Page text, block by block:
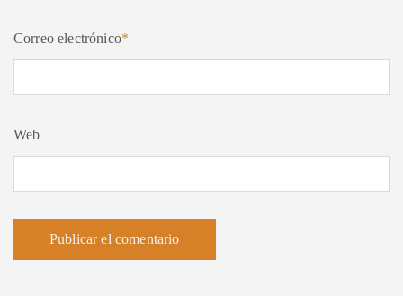
Correo electrónico*
Web